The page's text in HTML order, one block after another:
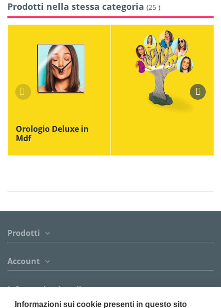
Informazioni sui cookie presenti in questo sito
Prodotti nella stessa categoria (25 )
Orologio Deluxe in
Mdf
Prodotti
Account
Informazion Legali